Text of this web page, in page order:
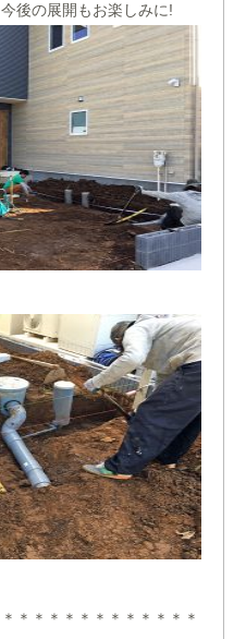
後の展開もお楽しみに!
＊＊＊＊＊＊＊＊＊＊＊＊